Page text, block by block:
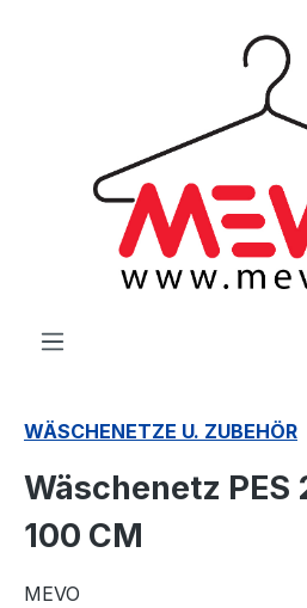
WÄSCHENETZE U. ZUBEHÖR
Wäschenetz PES
100 CM
MEVO